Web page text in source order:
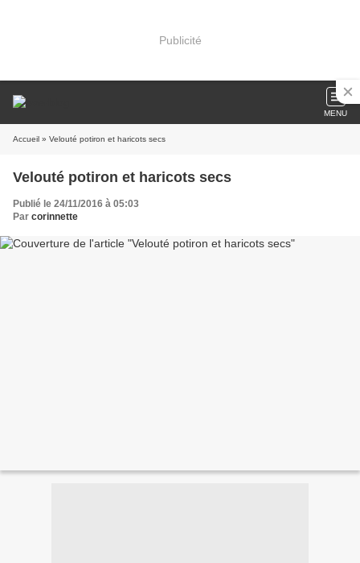
Publicité
MENU
Accueil » Velouté potiron et haricots secs
Velouté potiron et haricots secs
Publié le 24/11/2016 à 05:03
Par corinnette